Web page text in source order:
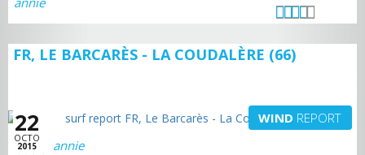
FR, LE BARCARÈS - LA COUDALÈRE (66)
22
OCTO
2015
WIND REPORT
annie